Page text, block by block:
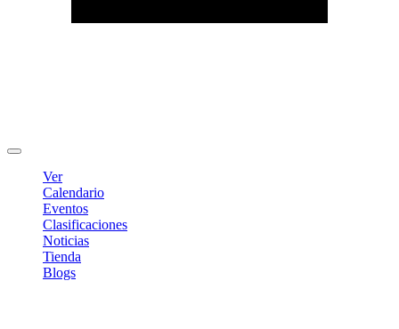
Ver
Calendario
Eventos
Clasificaciones
Noticias
Tienda
Blogs